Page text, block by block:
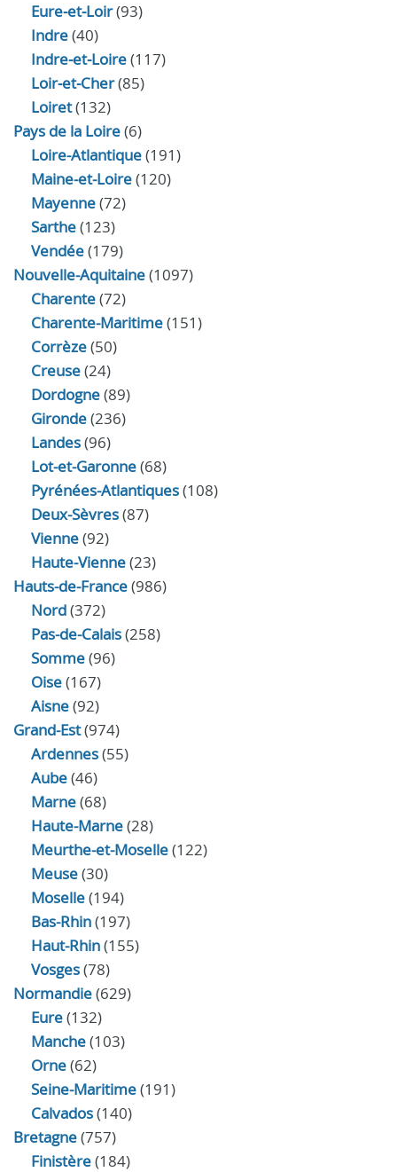
Eure‑et‑Loir(93)
Indre(40)
Indre‑et‑Loire(117)
Loir‑et‑Cher(85)
Loiret(132)
Pays de la Loire(6)
Loire-Atlantique(191)
Maine-et-Loire(120)
Mayenne(72)
Sarthe(123)
Vendée(179)
Nouvelle-Aquitaine(1097)
Charente(72)
Charente-Maritime(151)
Corrèze(50)
Creuse(24)
Dordogne(89)
Gironde(236)
Landes(96)
Lot-et-Garonne(68)
Pyrénées-Atlantiques(108)
Deux-Sèvres(87)
Vienne(92)
Haute-Vienne(23)
Hauts-de-France(986)
Nord(372)
Pas-de-Calais(258)
Somme(96)
Oise(167)
Aisne(92)
Grand-Est(974)
Ardennes(55)
Aube(46)
Marne(68)
Haute-Marne(28)
Meurthe-et-Moselle(122)
Meuse(30)
Moselle(194)
Bas-Rhin(197)
Haut-Rhin(155)
Vosges(78)
Normandie(629)
Eure(132)
Manche(103)
Orne(62)
Seine-Maritime(191)
Calvados(140)
Bretagne(757)
Finistère(184)